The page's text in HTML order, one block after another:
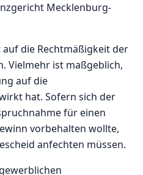
Mecklenburg-
die Rechtmäßigkeit der
Vielmehr ist maßgeblich,
auf die
hat. Sofern sich der
für einen
vorbehalten wollte,
anfechten müssen.